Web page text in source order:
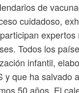
de
cuidadoso,
Todos los
infantil,
y que ha salvado
50 años. El